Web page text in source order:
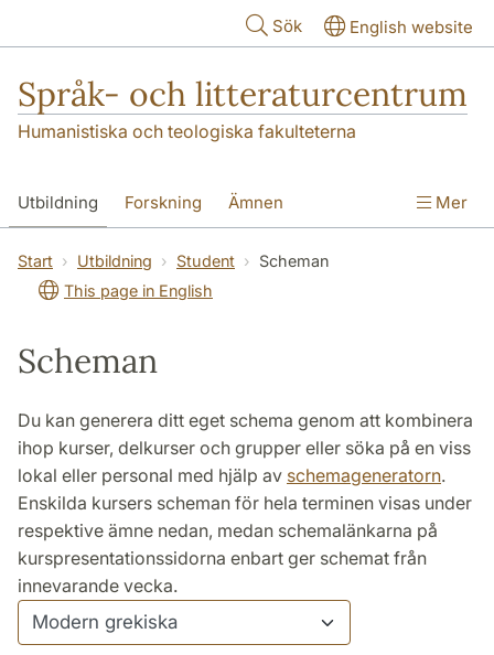
Sök English website
Språk- och litteraturcentrum
Humanistiska och teologiska fakulteterna
Utbildning Forskning Ämnen
SOL-husen Kontakt Institutionen
översättning till svenska
Mer
Start Utbildning Student
Scheman
This page in English
Scheman
Du kan generera ditt eget schema genom att kombinera
ihop kurser, delkurser och grupper eller söka på en viss
lokal eller personal med hjälp av schemageneratorn.
Enskilda kursers scheman för hela terminen visas under
respektive ämne nedan, medan schemalänkarna på
kurspresentationssidorna enbart ger schemat från
innevarande vecka.